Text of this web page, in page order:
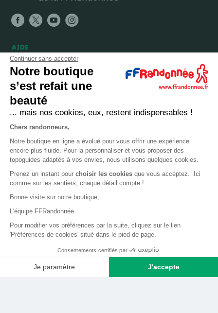
AIDE
FAQ
Expéditions, livraisons et retours
Nous contacter
Qui sommes-nous ?
Comment devenir adhérent ?
Mentions légales
CGV et politique de confidentialité
Cookies
LA FÉDÉRATION
Faire un don
Continuer sans accepter
Notre boutique
s’est refait une
beauté
... mais nos cookies, eux, restent indispensables !
Chers randonneurs,
Notre boutique en ligne a évolué pour vous offrir une expérience
encore plus fluide. Pour la personnaliser et vous proposer des
topoguides adaptés à vos envies, nous utilisons quelques cookies.
Prenez un instant pour choisir les cookies que vous acceptez. Ici
comme sur les sentiers, chaque détail compte !
Bonne visite sur notre boutique,
L'équipe FFRandonnée
Pour modifier vos préférences par la suite, cliquez sur le lien
'Préférences de cookies' situé dans le pied de page.
Consentements certifiés par
Je paramètre J'accepte